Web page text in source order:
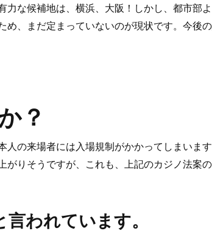
力な候補地は、横浜、大阪！しかし、都市部
め、まだ定まっていないのが現状です。今後
？
の来場者には入場規制がかかってしまいま
りそうですが、これも、上記のカジノ法案
われています。